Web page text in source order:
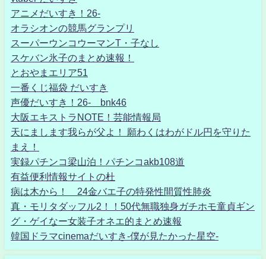
アニメだいすき！26-
オラシオンの競馬グランプリ
スーパーウンコウーマンT・子なし
スケバン氷子のまとめ速報！
とおやまエリア51
一番くじ福袋 だいすき
声優だいすき！26- bnk46
大阪エキストラNOTE！芸能情報局
天にまします我らが父よ！ 願わくはわがドル円を守りた
まえ！
実録パチンコ梁山泊！パチンコakb108道
有益便利情報サイトの杜
病は木から！ 24金バエ子の特発性間質性肺炎
真・モリタダッフル2！！50代無職独身ガチホモ童貞ギン
グ・ゲイなー女装子オネエ的まとめ速報
韓国ドラマcinemaだいすき-僕が見たかった星空-